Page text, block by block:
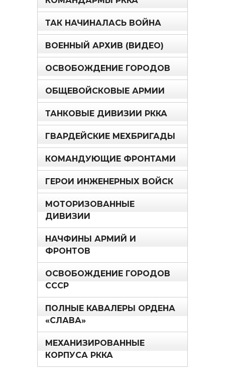
ТАК НАЧИНАЛАСЬ ВОЙНА
ВОЕННЫЙ АРХИВ (ВИДЕО)
ОСВОБОЖДЕНИЕ ГОРОДОВ
ОБЩЕВОЙСКОВЫЕ АРМИИ
ТАНКОВЫЕ ДИВИЗИИ РККА
ГВАРДЕЙСКИЕ МЕХБРИГАДЫ
КОМАНДУЮЩИЕ ФРОНТАМИ
ГЕРОИ ИНЖЕНЕРНЫХ ВОЙСК
МОТОРИЗОВАННЫЕ
ДИВИЗИИ
НАЧФИНЫ АРМИЙ И
ФРОНТОВ
ОСВОБОЖДЕНИЕ ГОРОДОВ
СССР
ПОЛНЫЕ КАВАЛЕРЫ ОРДЕНА
«СЛАВА»
МЕХАНИЗИРОВАННЫЕ
КОРПУСА РККА